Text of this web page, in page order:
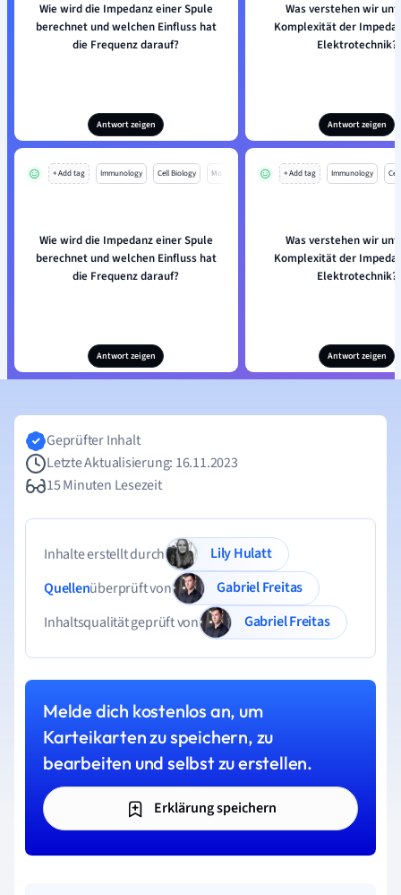
Wie wird die Impedanz einer Spule
berechnet und welchen Einfluss hat
die Frequenz darauf?
Antwort zeigen
Was verstehen wir
Komplexität der
Elektrotechnik?
Antwort zeigen
+ Add tag Immunology Cell Biology Mo
Wie wird die Impedanz einer Spule
berechnet und welchen Einfluss hat
die Frequenz darauf?
Antwort zeigen
+ Add tag Immunology
Was verstehen wir
Komplexität der
Elektrotechnik?
Antwort zeigen
Geprüfter Inhalt
Letzte Aktualisierung: 16.11.2023
15 Minuten Lesezeit
Inhalte erstellt durch
Lily Hulatt
Quellenüberprüft von
Gabriel Freitas
Inhaltsqualität geprüft von
Gabriel Freitas
Melde dich kostenlos an, um
Karteikarten zu speichern, zu
bearbeiten und selbst zu erstellen.
Erklärung speichern